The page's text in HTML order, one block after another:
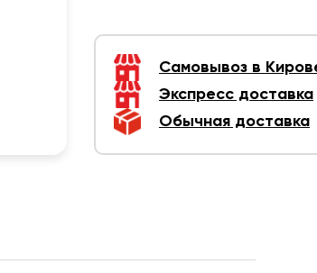
Самовывоз в
Экспресс доставка
Обычная доставка